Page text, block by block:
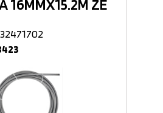
16MMX15.2M ZE